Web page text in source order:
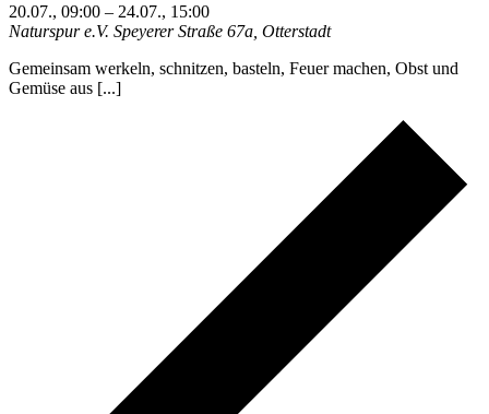
20.07., 09:00 – 24.07., 15:00
Naturspur e.V. Speyerer Straße 67a, Otterstadt
Gemeinsam werkeln, schnitzen, basteln, Feuer machen, Obst und
Gemüse aus [...]